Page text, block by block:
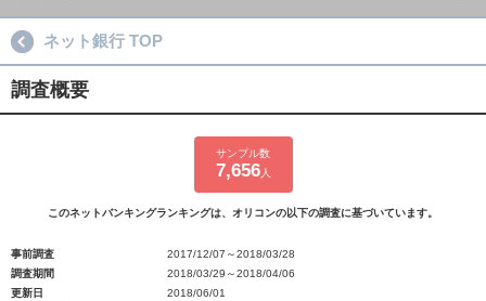
ネット銀行 TOP
調査概要
サンプル数
7,656人
このネットバンキングランキングは、オリコンの以下の調査に基づいています。
事前調査
2017/12/07～2018/03/28
調査期間
2018/03/29～2018/04/06
更新日
2018/06/01